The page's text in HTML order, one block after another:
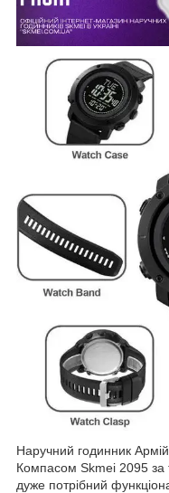
Наручний годинник
Компасом Skmei 2095 за
дуже потрібний